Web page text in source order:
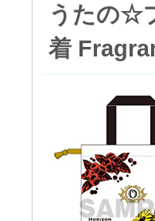
うたの☆
着